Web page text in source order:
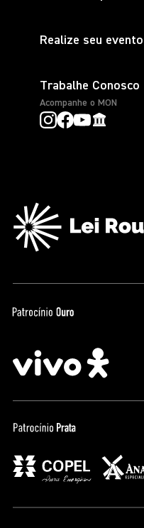
Realize seu evento
Trabalhe Conosco
Acompanhe o MON